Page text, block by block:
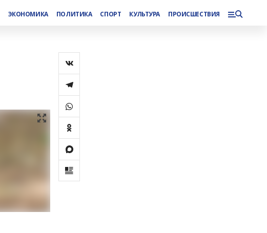
ЭКОНОМИКА ПОЛИТИКА СПОРТ КУЛЬТУРА ПРОИСШЕСТВИЯ